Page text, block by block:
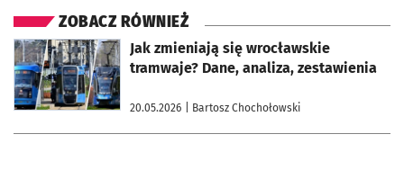
ZOBACZ RÓWNIEŻ
Jak zmieniają się wrocławskie
tramwaje? Dane, analiza, zestawienia
20.05.2026 | Bartosz Chochołowski
otworzy się w nowej karcie